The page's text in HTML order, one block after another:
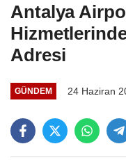
Antalya
Adresi
GÜNDEM 24 Haziran